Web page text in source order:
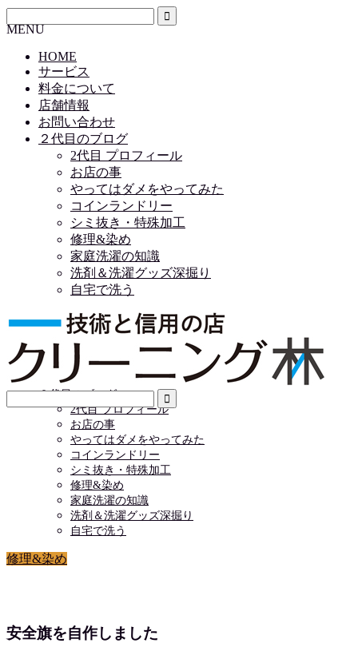
MENU
HOME
サービス
料金について
店舗情報
お問い合わせ
２代目のブログ
2代目 プロフィール
お店の事
やってはダメをやってみた
コインランドリー
シミ抜き・特殊加工
修理&染め
家庭洗濯の知識
洗剤＆洗濯グッズ深掘り
自宅で洗う
HOME
サービス
料金について
店舗情報
お問い合わせ
２代目のブログ
2代目 プロフィール
お店の事
やってはダメをやってみた
コインランドリー
シミ抜き・特殊加工
修理&染め
家庭洗濯の知識
洗剤＆洗濯グッズ深掘り
自宅で洗う
修理&染め
安全旗を自作しました